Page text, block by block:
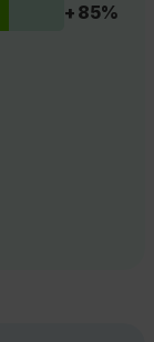
+ 85%